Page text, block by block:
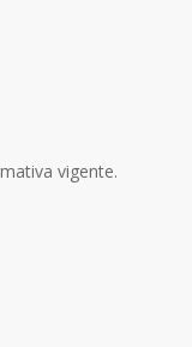
vigente.